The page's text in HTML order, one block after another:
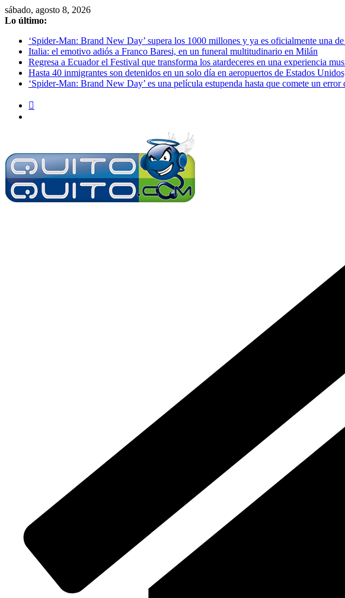
Saltar
al
sábado, agosto 8, 2026
Lo último:
‘Spider-Man: Brand New Day’ supera los 1000 millones y ya es oficialmente una
Italia: el emotivo adiós a Franco Baresi, en un funeral multitudinario en Milán
Regresa a Ecuador el Festival que transforma los atardeceres en una experiencia
Hasta 40 inmigrantes son detenidos en un solo día en aeropuertos de Estados
‘Spider-Man: Brand New Day’ es una película estupenda hasta que comete un